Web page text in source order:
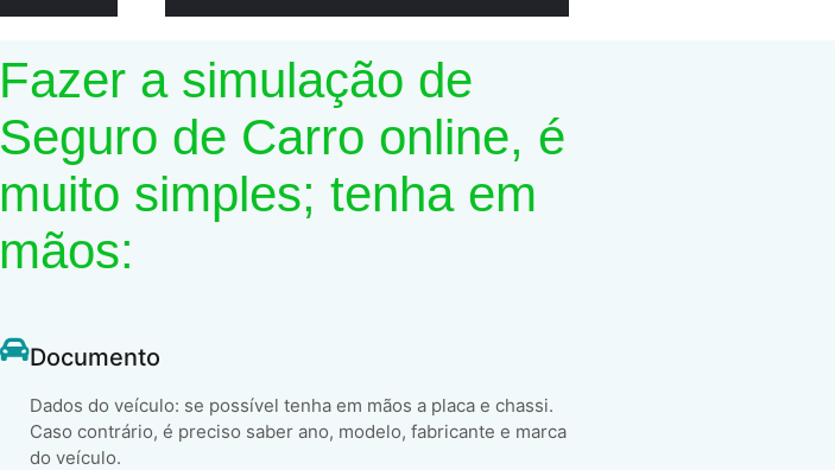
Fazer a simulação de
Seguro de Carro online, é
muito simples; tenha em
mãos:
Documento
Dados do veículo: se possível tenha em mãos a placa e chassi.
Caso contrário, é preciso saber ano, modelo, fabricante e marca
do veículo.